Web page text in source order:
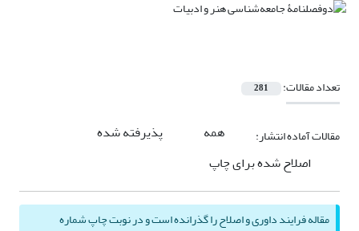
تعداد مقالات: 281
مقالات آماده انتشار: همه
پذیرفته شده
اصلاح شده برای چاپ
مقاله فرایند داوری و اصلاح را گذرانده است و در نوبت چاپ شماره